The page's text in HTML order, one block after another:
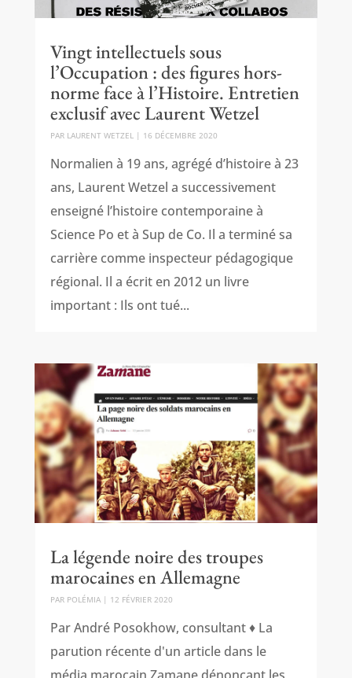
Vingt intellectuels sous
l’Occupation : des figures hors-
norme face à l’Histoire. Entretien
exclusif avec Laurent Wetzel
PAR LAURENT WETZEL| 16 DÉCEMBRE 2020
Normalien à 19 ans, agrégé d’histoire à 23
ans, Laurent Wetzel a successivement
enseigné l’histoire contemporaine à
Science Po et à Sup de Co. Il a terminé sa
carrière comme inspecteur pédagogique
régional. Il a écrit en 2012 un livre
important : Ils ont tué...
La légende noire des troupes
marocaines en Allemagne
PAR POLÉMIA| 12 FÉVRIER 2020
Par André Posokhow, consultant ♦ La
parution récente d'un article dans le